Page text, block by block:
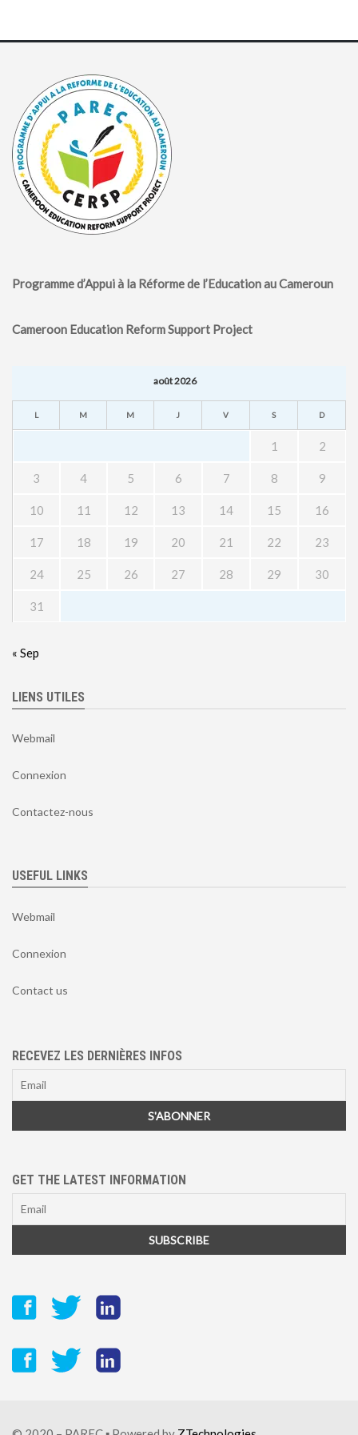
Programme d’Appui à la Réforme de l’Education au Cameroun
Cameroon Education Reform Support Project
août 2026
L M M J V S D
1 2
3 4 5 6 7 8 9
10 11 12 13 14 15 16
17 18 19 20 21 22 23
24 25 26 27 28 29 30
31
« Sep
LIENS UTILES
Webmail
Connexion
Contactez-nous
USEFUL LINKS
Webmail
Connexion
Contact us
RECEVEZ LES DERNIÈRES INFOS
GET THE LATEST INFORMATION